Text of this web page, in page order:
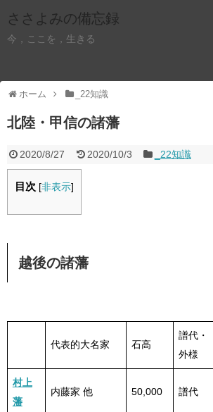
ささよみの備忘録
今，ここを，生きる
ホーム _22知識
北陸・甲信の諸藩
2020/8/27 2020/10/3 _22知識
目次 [非表示]
越後の諸藩
代表的大名家 石高
譜代・
外様
村上
藩
内藤家 他 50,000 譜代